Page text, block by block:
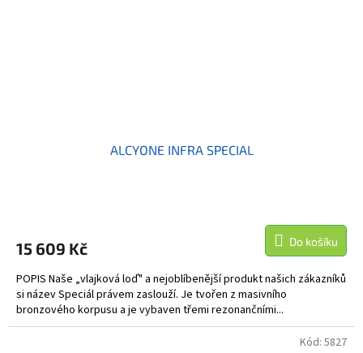
ALCYONE INFRA SPECIAL
15 609 Kč Do košíku
POPIS Naše „vlajková loď" a nejoblíbenější produkt našich zákazníků
si název Speciál právem zaslouží. Je tvořen z masivního
bronzového korpusu a je vybaven třemi rezonančními...
Kód: 5827